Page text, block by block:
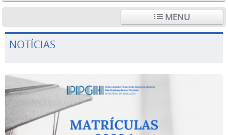
MENU
NOTÍCIAS